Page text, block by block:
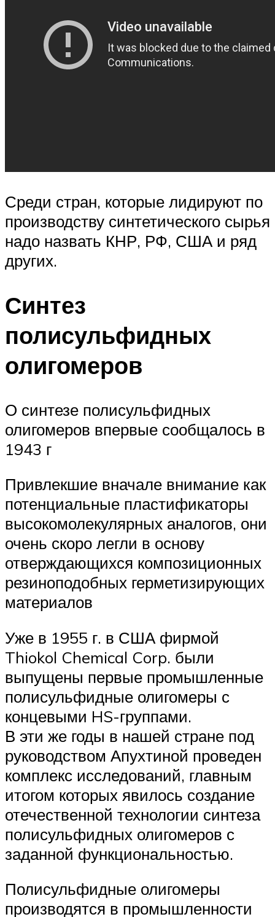
Среди стран, которые лидируют по
производству синтетического сырья
надо назвать КНР, РФ, США и ряд
других.
Синтез
полисульфидных
олигомеров
О синтезе полисульфидных
олигомеров впервые сообщалось в
1943 г
Привлекшие вначале внимание как
потенциальные пластификаторы
высокомолекулярных аналогов, они
очень скоро легли в основу
отверждающихся композиционных
резиноподобных герметизирующих
материалов
Уже в 1955 г. в США фирмой
Thiokol Chemical Corp. были
выпущены первые промышленные
полисульфидные олигомеры с
концевыми HS-группами.
В эти же годы в нашей стране под
руководством Апухтиной проведен
комплекс исследований, главным
итогом которых явилось создание
отечественной технологии синтеза
полисульфидных олигомеров с
заданной функциональностью.
Полисульфидные олигомеры
производятся в промышленности